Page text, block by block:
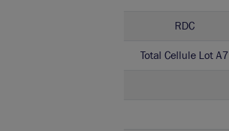
RDC
Total Cellule Lot A7